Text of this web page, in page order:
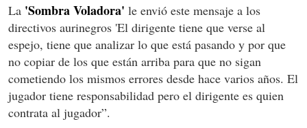
La 'Sombra Voladora' le envió este mensaje a los
directivos aurinegros 'El dirigente tiene que verse al
espejo, tiene que analizar lo que está pasando y por que
no copiar de los que están arriba para que no sigan
cometiendo los mismos errores desde hace varios años. El
jugador tiene responsabilidad pero el dirigente es quien
contrata al jugador”.